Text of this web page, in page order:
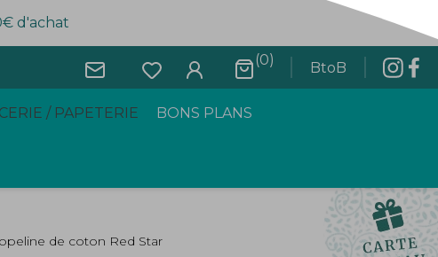
d'achat
(0) BtoB
/ PAPETERIE BONS PLANS
de coton Red Star